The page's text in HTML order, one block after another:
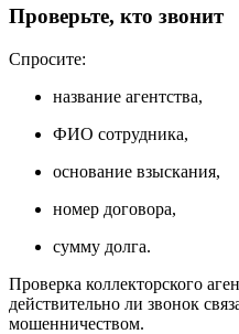
Проверьте, кто звонит
Спросите:
название агентства,
ФИО сотрудника,
основание взыскания,
номер договора,
сумму долга.
Проверка коллекторского
действительно ли звонок
мошенничеством.